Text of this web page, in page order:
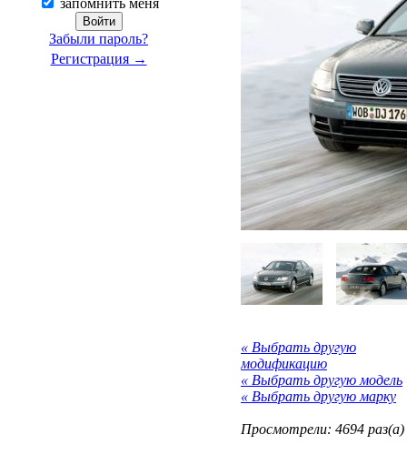
запомнить меня
Забыли пароль?
Регистрация →
« Выбрать другую
модификацию
« Выбрать другую модель
« Выбрать другую марку
Просмотрели: 4694 раз(а)